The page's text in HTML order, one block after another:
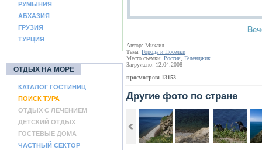
РУМЫНИЯ
АБХАЗИЯ
ГРУЗИЯ
ТУРЦИЯ
ОТДЫХ НА МОРЕ
КАТАЛОГ ГОСТИНИЦ
ПОИСК ТУРА
ОТДЫХ С ЛЕЧЕНИЕМ
ДЕТСКИЙ ОТДЫХ
ГОСТЕВЫЕ ДОМА
ЧАСТНЫЙ СЕКТОР
Автор: Михаил
Тема: Города и Поселки
Место съемки: Россия Геленджик
Загружено: 12.04.2008
просмотров: 13153
Другие фото по стране